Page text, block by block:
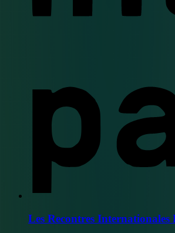
Les Recontres Internationales